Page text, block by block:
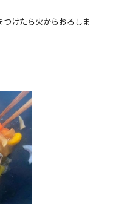
けたら火からおろしま